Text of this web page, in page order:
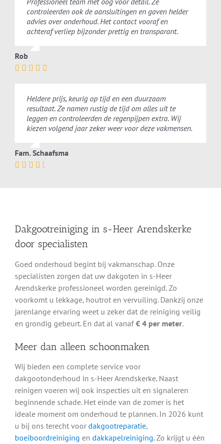
controleerden ook de aansluitingen en gaven helder
advies over onderhoud. Het contact vooraf en
achteraf verliep bijzonder prettig en transparant.
Rob
Heldere prijs, keurig op tijd en een duurzaam
resultaat. Ze namen rustig de tijd om alles uit te
leggen en controleerden de regenpijpen extra. Wij
kiezen volgend jaar zeker weer voor deze vakmensen.
Fam. Schaafsma
Dakgootreiniging in s-Heer Arendskerke
door specialisten
Goed onderhoud begint bij vakmanschap. Onze
specialisten zorgen dat uw dakgoten in s-Heer
Arendskerke professioneel worden gereinigd. Zo
voorkomt u lekkage, houtrot en vervuiling. Dankzij onze
jarenlange ervaring weet u zeker dat de reiniging veilig
en grondig gebeurt. En dat al vanaf€ 4 per meter.
Meer dan alleen schoonmaken
Wij bieden een complete service voor
dakgootonderhoud in s-Heer Arendskerke. Naast
reinigen voeren wij ook inspecties uit en signaleren
beginnende schade. Het einde van de zomer is het
ideale moment om onderhoud te plannen. In 2026 kunt
u bij ons terecht voor dakgootreparatie,
boeiboordreiniging en dakkapelreiniging. Zo krijgt u één